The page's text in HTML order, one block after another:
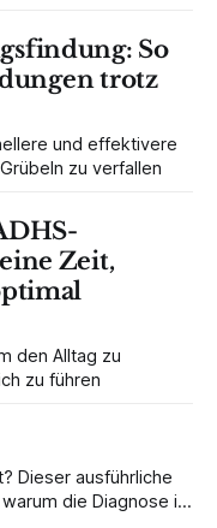
So
trotz
und effektivere
zu verfallen
Zeit,
den Alltag zu
zu führen
Dieser ausführliche
die Diagnose in